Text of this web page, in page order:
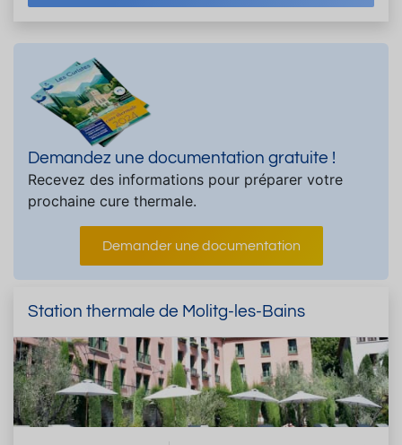
Demandez une documentation gratuite !
Recevez des informations pour préparer votre
prochaine cure thermale.
Demander une documentation
Station thermale de Molitg-les-Bains